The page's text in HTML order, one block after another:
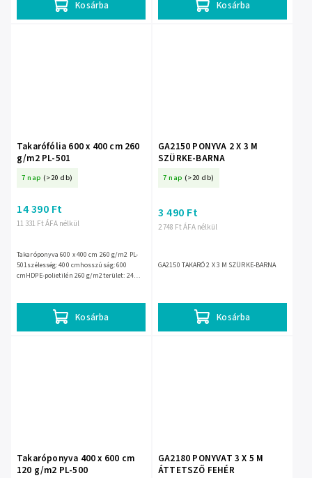
Kosárba Kosárba
Takarófólia 600 x 400 cm 260
g/m2 PL-501
7 nap (>20 db)
11 331 Ft ÁFA nélkül
14 390 Ft
Kosárba
Takaróponyva 600 x 400 cm 260 g/m2 PL-
501szélesség: 400 cmhosszúság: 600
cmHDPE-polietilén 260 g/m2terület: 24
GA2150 PONYVA 2 X 3 M
SZÜRKE-BARNA
7 nap (>20 db)
2 748 Ft ÁFA nélkül
3 490 Ft
Kosárba
GA2150 TAKARÓ 2 X 3 M SZÜRKE-BARNA
Takaróponyva 400 x 600 cm
120 g/m2 PL-500
GA2180 PONYVAT 3 X 5 M
ÁTTETSZŐ FEHÉR